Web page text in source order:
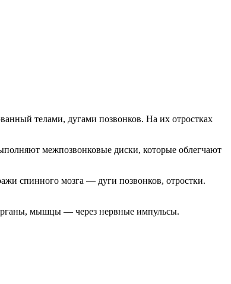
телами, дугами позвонков. На их отростках
межпозвонковые диски, которые облегчают
спинного мозга — дуги позвонков, отростки.
мышцы — через нервные импульсы.